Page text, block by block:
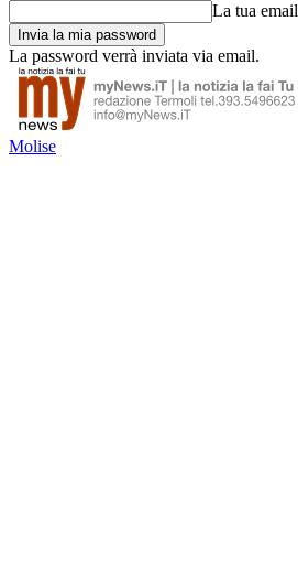
La tua email
La password verrà inviata via email.
Molise